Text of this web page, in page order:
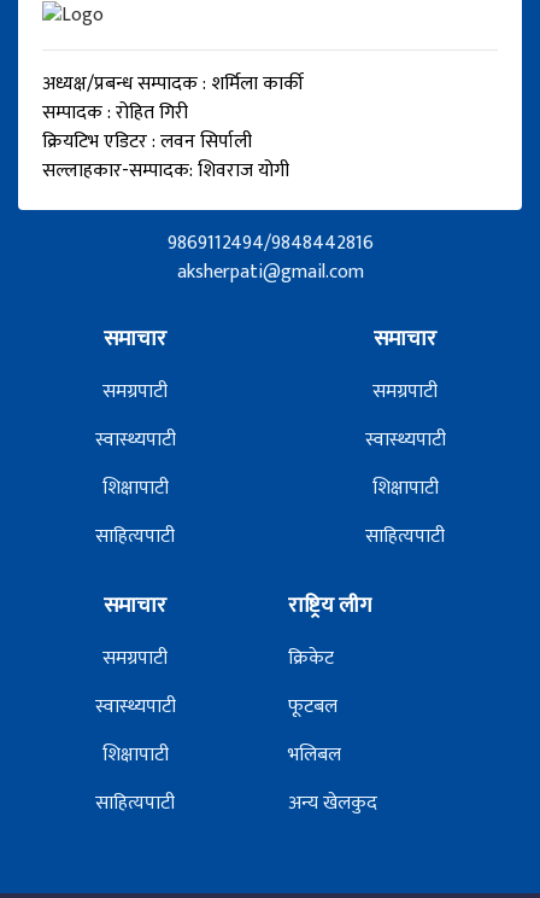
अध्यक्ष/प्रबन्ध सम्पादक : शर्मिला कार्की
सम्पादक : रोहित गिरी
क्रियटिभ एडिटर : लवन सिर्पाली
सल्लाहकार-सम्पादक: शिवराज योगी
9869112494/9848442816
aksherpati@gmail.com
समाचार
समग्रपाटी
स्वास्थ्यपाटी
शिक्षापाटी
साहित्यपाटी
समाचार
समग्रपाटी
स्वास्थ्यपाटी
शिक्षापाटी
साहित्यपाटी
समाचार
समग्रपाटी
स्वास्थ्यपाटी
शिक्षापाटी
साहित्यपाटी
राष्ट्रिय लीग
क्रिकेट
फूटबल
भलिबल
अन्य खेलकुद